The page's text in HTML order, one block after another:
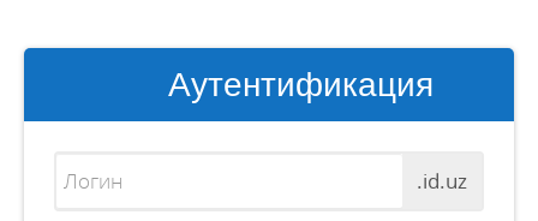
Аутентификация
.id.uz